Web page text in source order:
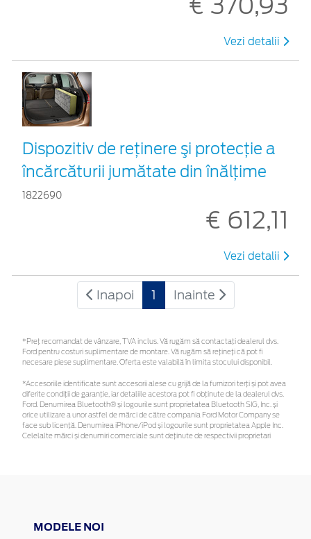
Vezi detalii
Dispozitiv de reţinere şi protecţie a
încărcăturii jumătate din înălţime
1822690
€ 612,11
Vezi detalii
Inapoi 1 Inainte
*Preţ recomandat de vânzare, TVA inclus. Vă rugăm să contactaţi dealerul dvs.
Ford pentru costuri suplimentare de montare. Vă rugăm să rețineți că pot fi
necesare piese suplimentare. Oferta este valabilă în limita stocului disponibil.
*Accesoriile identificate sunt accesorii alese cu grijă de la furnizori terți și pot avea
diferite condiții de garanție, iar detaliile acestora pot fi obținute de la dealerul dvs.
Ford. Denumirea Bluetooth® și logourile sunt proprietatea Bluetooth SIG, Inc. și
orice utilizare a unor astfel de mărci de către compania Ford Motor Company se
face sub licență. Denumirea iPhone/iPod și logourile sunt proprietatea Apple Inc.
Celelalte mărci și denumiri comerciale sunt deținute de respectivii proprietari
MODELE NOI